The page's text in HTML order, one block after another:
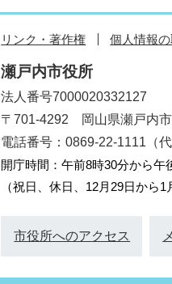
リンク・著作権 個人情報
瀬戸内市役所
法人番号7000020332127
〒701-4292 岡山県瀬戸内
電話番号：0869-22-1111（代
開庁時間：午前8時30分から午
（祝日、休日、12月29日から
市役所へのアクセス